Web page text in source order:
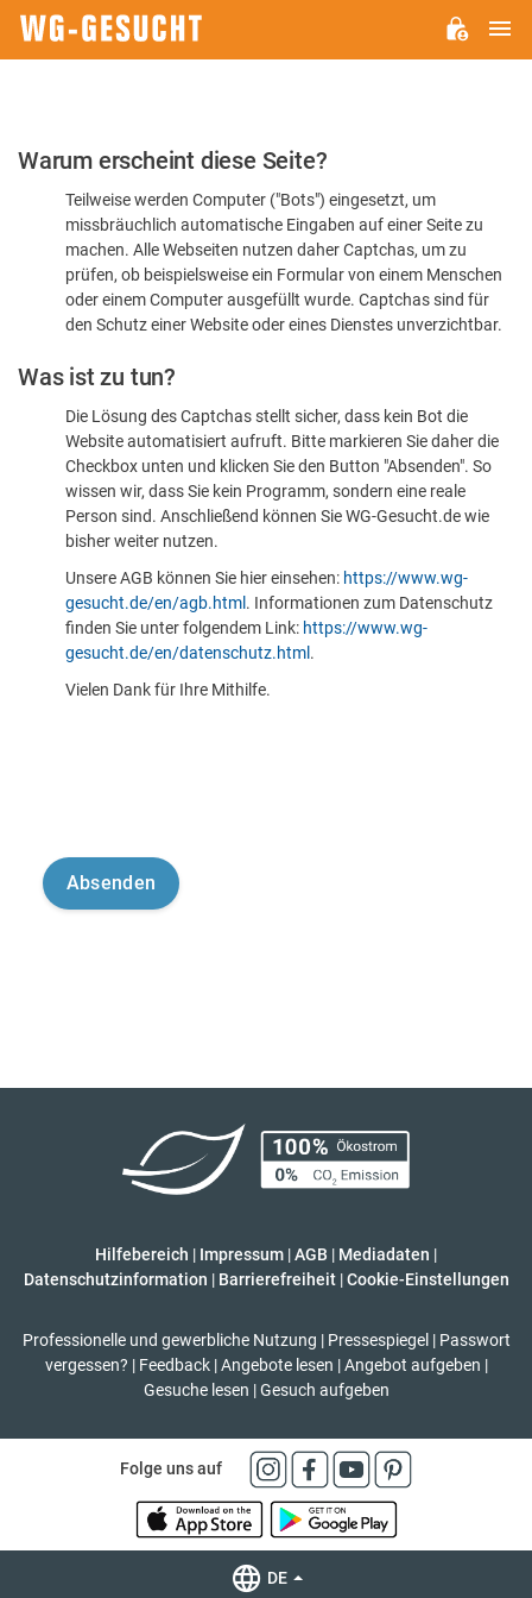
Bitte
dass
sind
Warum erscheint diese Seite?
Teilweise werden Computer ("Bots") eingesetzt, um
missbräuchlich automatische Eingaben auf einer Seite zu
machen. Alle Webseiten nutzen daher Captchas, um zu
prüfen, ob beispielsweise ein Formular von einem Menschen
oder einem Computer ausgefüllt wurde. Captchas sind für
den Schutz einer Website oder eines Dienstes unverzichtbar.
Was ist zu tun?
Die Lösung des Captchas stellt sicher, dass kein Bot die
Website automatisiert aufruft. Bitte markieren Sie daher die
Checkbox unten und klicken Sie den Button "Absenden". So
wissen wir, dass Sie kein Programm, sondern eine reale
Person sind. Anschließend können Sie WG-Gesucht.de wie
bisher weiter nutzen.
Unsere AGB können Sie hier einsehen: https://www.wg-
gesucht.de/en/agb.html . Informationen zum Datenschutz
finden Sie unter folgendem Link: https://www.wg-
gesucht.de/en/datenschutz.html .
Vielen Dank für Ihre Mithilfe.
Hilfebereich | Impressum |AGB | Mediadaten |
Datenschutzinformation | Barrierefreiheit | Cookie-Einstellungen
Professionelle und gewerbliche Nutzung | Pressespiegel | Passwort
vergessen? | Feedback | Angebote lesen | Angebot aufgeben |
Gesuche lesen | Gesuch aufgeben
Folge uns auf
DE